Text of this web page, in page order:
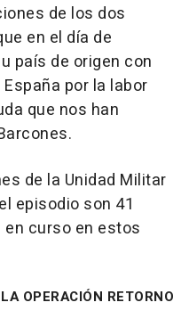
de los dos
en el día de
país de origen con
por la labor
que nos han
de la Unidad Militar
episodio son 41
curso en estos
OPERACIÓN RETORNO